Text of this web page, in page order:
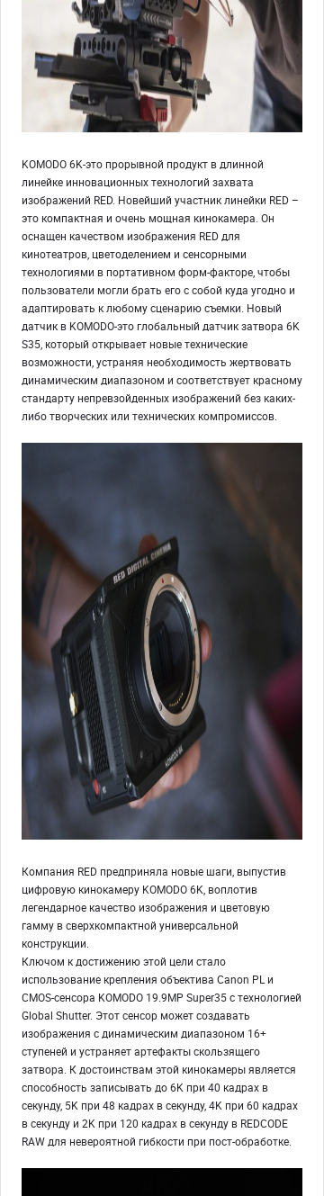
KOMODO 6K-это прорывной продукт в длинной
линейке инновационных технологий захвата
изображений RED. Новейший участник линейки RED –
это компактная и очень мощная кинокамера. Он
оснащен качеством изображения RED для
кинотеатров, цветоделением и сенсорными
технологиями в портативном форм-факторе, чтобы
пользователи могли брать его с собой куда угодно и
адаптировать к любому сценарию съемки. Новый
датчик в KOMODO-это глобальный датчик затвора 6K
S35, который открывает новые технические
возможности, устраняя необходимость жертвовать
динамическим диапазоном и соответствует красному
стандарту непревзойденных изображений без каких-
либо творческих или технических компромиссов.
Компания RED предприняла новые шаги, выпустив
цифровую кинокамеру KOMODO 6K, воплотив
легендарное качество изображения и цветовую
гамму в сверхкомпактной универсальной
конструкции.
Ключом к достижению этой цели стало
использование крепления объектива Canon PL и
CMOS-сенсора KOMODO 19.9MP Super35 с технологией
Global Shutter. Этот сенсор может создавать
изображения с динамическим диапазоном 16+
ступеней и устраняет артефакты скользящего
затвора. К достоинствам этой кинокамеры является
способность записывать до 6K при 40 кадрах в
секунду, 5K при 48 кадрах в секунду, 4K при 60 кадрах
в секунду и 2K при 120 кадрах в секунду в REDCODE
RAW для невероятной гибкости при пост-обработке.